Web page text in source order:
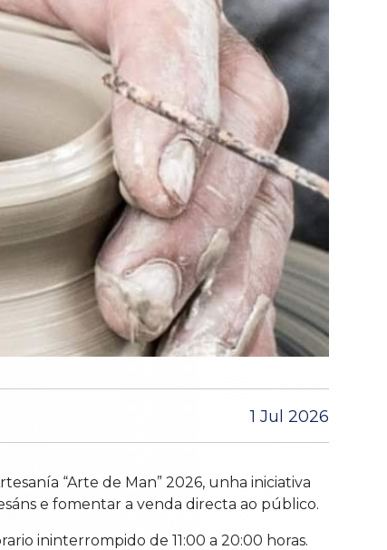
1 Jul 2026
“Arte de Man” 2026, unha iniciativa
e fomentar a venda directa ao público.
ininterrompido de 11:00 a 20:00 horas.